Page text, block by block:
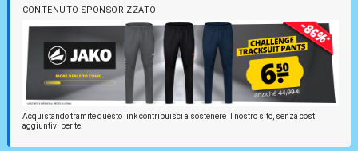
CONTENUTO SPONSORIZZATO
Acquistando tramite questo link contribuisci a sostenere il nostro sito, senza costi
aggiuntivi per te.